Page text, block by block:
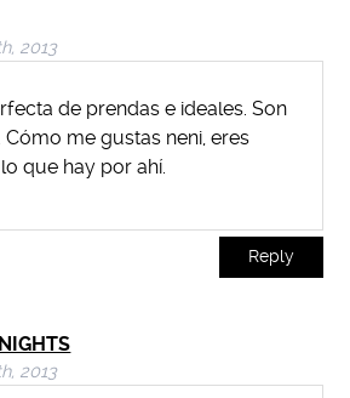
2013
de prendas e ideales. Son
me gustas neni, eres
que hay por ahí.
Reply
2013